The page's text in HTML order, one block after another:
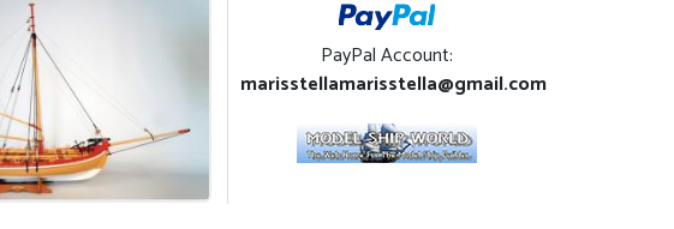
PayPal Account:
marisstellamarisstella@gmail.com